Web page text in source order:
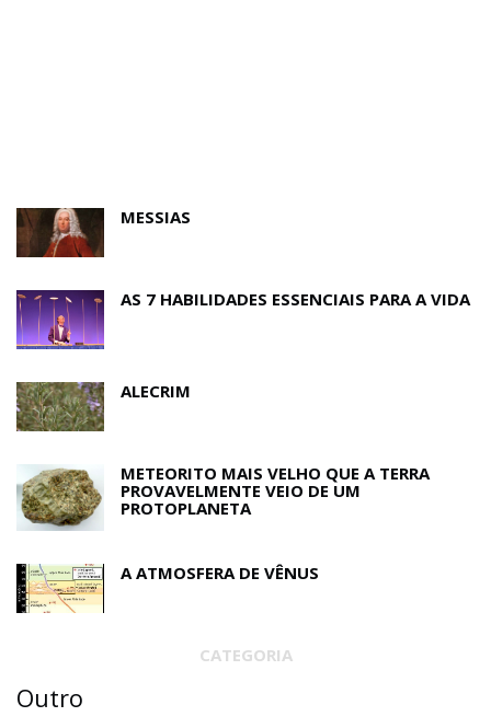
MESSIAS
AS 7 HABILIDADES ESSENCIAIS PARA A VIDA
ALECRIM
METEORITO MAIS VELHO QUE A TERRA
PROVAVELMENTE VEIO DE UM
PROTOPLANETA
A ATMOSFERA DE VÊNUS
CATEGORIA
Outro